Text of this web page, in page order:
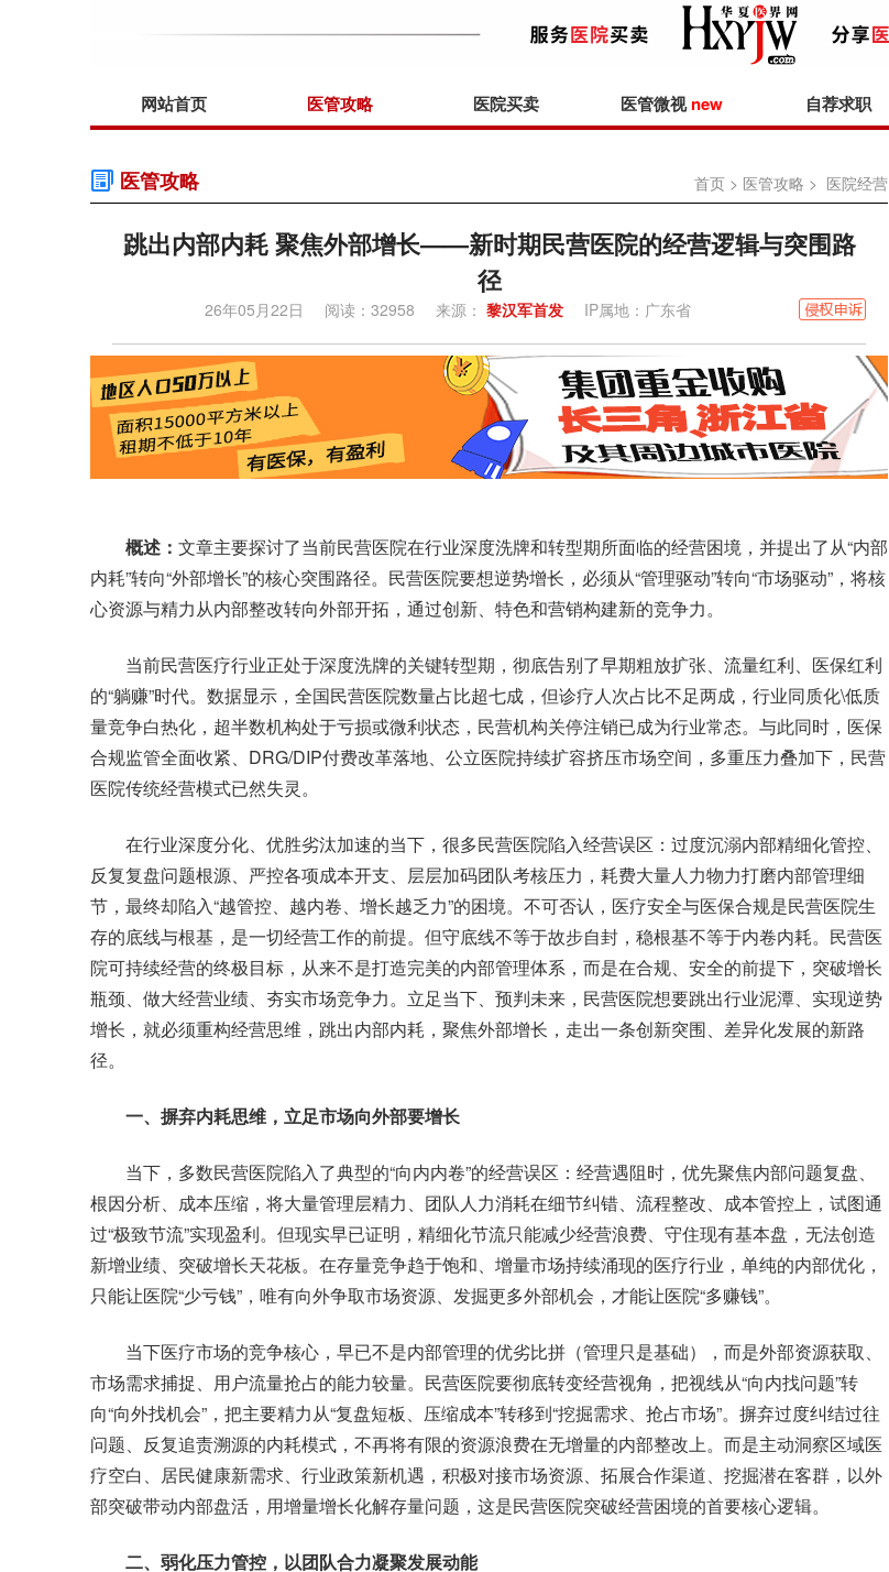
网站首页 医管攻略 医院买卖 医管微视new 自荐求职
医管攻略 首页 > 医管攻略 > 医院经营
跳出内部内耗 聚焦外部增长——新时期民营医院的经营逻辑与突围路
径
26年05月22日 阅读：32958 来源： 黎汉军首发 IP属地：广东省
概述： 文章主要探讨了当前民营医院在行业深度洗牌和转型期所面临的经营困境，并提出了从“内部
内耗”转向“外部增长”的核心突围路径。民营医院要想逆势增长，必须从“管理驱动”转向“市场驱动”，将核
心资源与精力从内部整改转向外部开拓，通过创新、特色和营销构建新的竞争力。
当前民营医疗行业正处于深度洗牌的关键转型期，彻底告别了早期粗放扩张、流量红利、医保红利
的“躺赚”时代。数据显示，全国民营医院数量占比超七成，但诊疗人次占比不足两成，行业同质化\低质
量竞争白热化，超半数机构处于亏损或微利状态，民营机构关停注销已成为行业常态。与此同时，医保
合规监管全面收紧、DRG/DIP付费改革落地、公立医院持续扩容挤压市场空间，多重压力叠加下，民营
医院传统经营模式已然失灵。
在行业深度分化、优胜劣汰加速的当下，很多民营医院陷入经营误区：过度沉溺内部精细化管控、
反复复盘问题根源、严控各项成本开支、层层加码团队考核压力，耗费大量人力物力打磨内部管理细
节，最终却陷入“越管控、越内卷、增长越乏力”的困境。不可否认，医疗安全与医保合规是民营医院生
存的底线与根基，是一切经营工作的前提。但守底线不等于故步自封，稳根基不等于内卷内耗。民营医
院可持续经营的终极目标，从来不是打造完美的内部管理体系，而是在合规、安全的前提下，突破增长
瓶颈、做大经营业绩、夯实市场竞争力。立足当下、预判未来，民营医院想要跳出行业泥潭、实现逆势
增长，就必须重构经营思维，跳出内部内耗，聚焦外部增长，走出一条创新突围、差异化发展的新路
径。
一、摒弃内耗思维，立足市场向外部要增长
当下，多数民营医院陷入了典型的“向内内卷”的经营误区：经营遇阻时，优先聚焦内部问题复盘、
根因分析、成本压缩，将大量管理层精力、团队人力消耗在细节纠错、流程整改、成本管控上，试图通
过“极致节流”实现盈利。但现实早已证明，精细化节流只能减少经营浪费、守住现有基本盘，无法创造
新增业绩、突破增长天花板。在存量竞争趋于饱和、增量市场持续涌现的医疗行业，单纯的内部优化，
只能让医院“少亏钱”，唯有向外争取市场资源、发掘更多外部机会，才能让医院“多赚钱”。
当下医疗市场的竞争核心，早已不是内部管理的优劣比拼（管理只是基础），而是外部资源获取、
市场需求捕捉、用户流量抢占的能力较量。民营医院要彻底转变经营视角，把视线从“向内找问题”转
向“向外找机会”，把主要精力从“复盘短板、压缩成本”转移到“挖掘需求、抢占市场”。摒弃过度纠结过往
问题、反复追责溯源的内耗模式，不再将有限的资源浪费在无增量的内部整改上。而是主动洞察区域医
疗空白、居民健康新需求、行业政策新机遇，积极对接市场资源、拓展合作渠道、挖掘潜在客群，以外
部突破带动内部盘活，用增量增长化解存量问题，这是民营医院突破经营困境的首要核心逻辑。
二、弱化压力管控，以团队合力凝聚发展动能